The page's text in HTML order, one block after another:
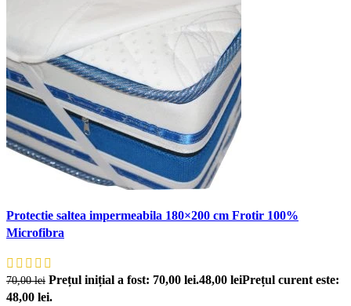
Protectie saltea impermeabila 180×200 cm Frotir 100%
Microfibra
70,00lei Prețul inițial a fost: 70,00 lei.48,00 leiPrețul curent este:
48,00 lei.